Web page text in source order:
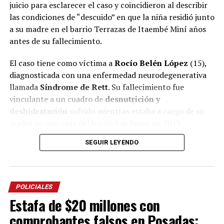
juicio para esclarecer el caso y coincidieron al describir
las condiciones de “descuido” en que la niña residió junto
a su madre en el barrio Terrazas de Itaembé Miní años
antes de su fallecimiento.
El caso tiene como víctima aRocío Belén López (15),
diagnosticada con una enfermedad neurodegenerativa
llamada Síndrome de Rett. Su fallecimiento fue
vinculante a un cuadro de desnutrición y
deshidratación
sufrido mientras estaba a cargo de su
La mayor parte de su vida la niña vivió al cuidado de sus
2007 aproximadamente, compartió hogar con su madre
en el barrio Terrazas y ese período fue lo que las partes
intentaron reconstruir en la jornada de hoy con los
testigos citados.
SEGUIR LEYENDO
POLICIALES
Estafa de $20 millones con